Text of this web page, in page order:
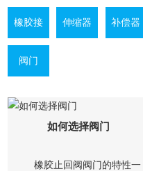
鸭嘴阀 阀门
橡胶接 伸缩器 补偿器
阀门
如何选择阀门
橡胶止回阀阀门的特性一